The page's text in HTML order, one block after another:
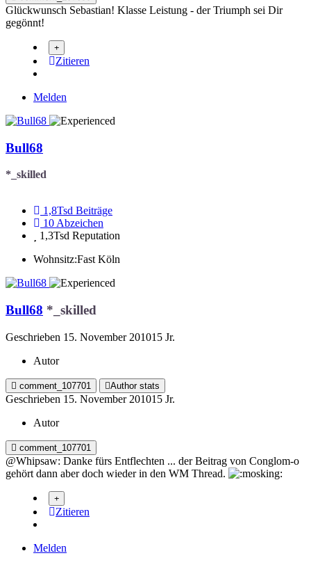
Glückwunsch Sebastian! Klasse Leistung - der Triumph sei Dir
gegönnt!
Zitieren
Melden
Bull68
*_skilled
1,8Tsd Beiträge
10 Abzeichen
1,3Tsd Reputation
Wohnsitz:Fast Köln
Bull68 *_skilled
Geschrieben 15. November 201015 Jr.
Autor
comment_107701 Author stats
Geschrieben 15. November 201015 Jr.
Autor
comment_107701
@Whipsaw: Danke fürs Entflechten ... der Beitrag von Conglom-o
gehört dann aber doch wieder in den WM Thread.
Zitieren
Melden